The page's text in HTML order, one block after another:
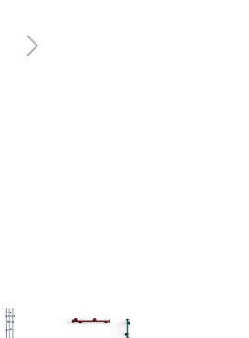
Następny